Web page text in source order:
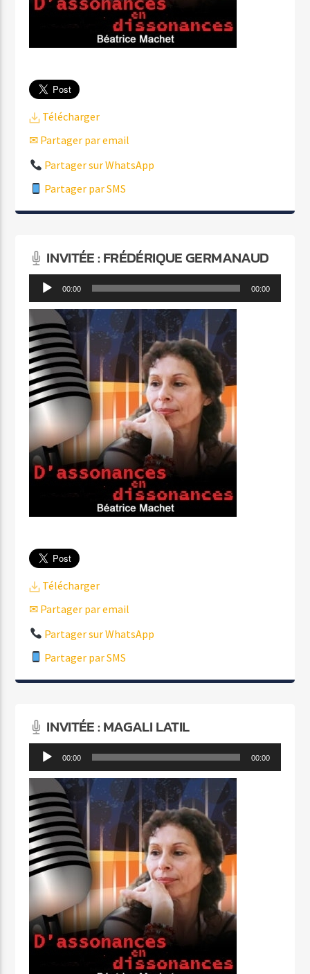
Télécharger
✉ Partager par email
Partager sur WhatsApp
Partager par SMS
INVITÉE : FRÉDÉRIQUE GERMANAUD
Lecteur 00:00 00:00
Télécharger
✉ Partager par email
Partager sur WhatsApp
Partager par SMS
INVITÉE : MAGALI LATIL
Lecteur 00:00 00:00